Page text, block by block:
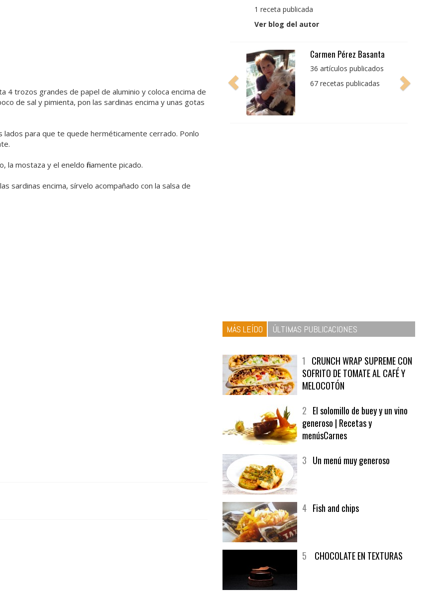
4 trozos grandes de papel de aluminio y coloca encima de
de sal y pimienta, pon las sardinas encima y unas gotas
lados para que te quede herméticamente cerrado. Ponlo
la mostaza y el eneldo finamente picado.
sardinas encima, sírvelo acompañado con la salsa de
1 receta publicada
Ver blog del autor
Pedro Manuel Collado
Cruz
producto bien tratado
MÁS LEÍDO ÚLTIMAS PUBLICACIONES
SOFRITO DE TOMATE AL CAFÉ Y
MELOCOTÓN
generoso | Recetas y